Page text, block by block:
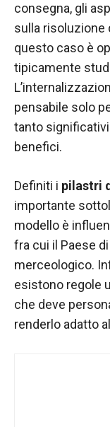
consegna, gli
sulla risoluzione
questo caso è
tipicamente
pensabile solo
tanto
benefici.
Definiti i pilastri
importante
modello è
fra cui il Paese
merceologico.
esistono regole
che deve
renderlo adatto